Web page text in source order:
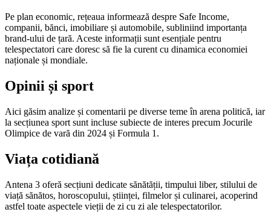
Pe plan economic, rețeaua informează despre Safe Income,
companii, bănci, imobiliare și automobile, subliniind importanța
brand-ului de țară. Aceste informații sunt esențiale pentru
telespectatori care doresc să fie la curent cu dinamica economiei
naționale și mondiale.
Opinii și sport
Aici găsim analize și comentarii pe diverse teme în arena politică, iar
la secțiunea sport sunt incluse subiecte de interes precum Jocurile
Olimpice de vară din 2024 și Formula 1.
Viața cotidiană
Antena 3 oferă secțiuni dedicate sănătății, timpului liber, stilului de
viață sănătos, horoscopului, științei, filmelor și culinarei, acoperind
astfel toate aspectele vieții de zi cu zi ale telespectatorilor.